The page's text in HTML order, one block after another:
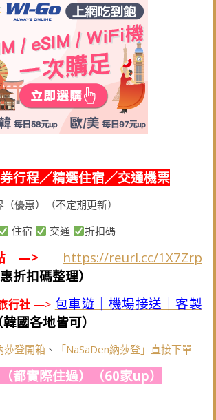
行程／精選住宿／交通機票
優惠）（不定期更新）
住宿 交通 折扣碼
—>
https://reurl.cc/1X7Zrp
折扣碼整理）
行社 —> 包車遊｜機場接送｜客製
韓國各地皆可）
莎登開箱 、 「NaSaDen納莎登」直接下單
都實際住過）（60家up）